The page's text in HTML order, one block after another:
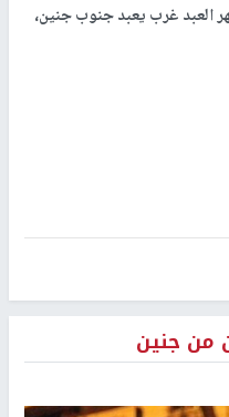
العبد غرب يعبد جنوب جنين،
من جنين